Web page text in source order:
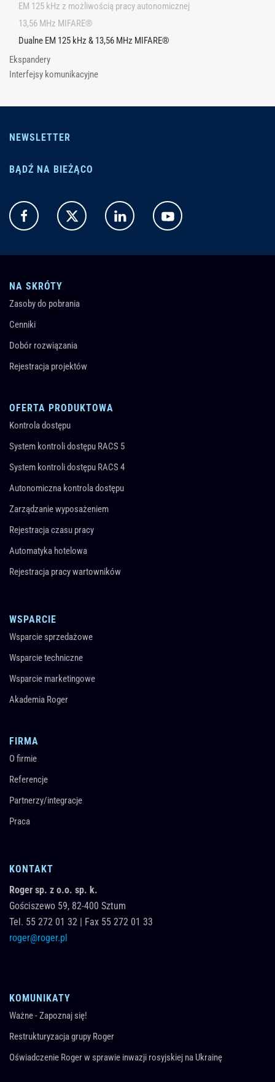
EM 125 kHz z możliwością pracy autonomicznej
13,56 MHz MIFARE®
Dualne EM 125 kHz & 13,56 MHz MIFARE®
Ekspandery
Interfejsy komunikacyjne
NEWSLETTER
BĄDŹ NA BIEŻĄCO
NA SKRÓTY
Zasoby do pobrania
Cenniki
Dobór rozwiązania
Rejestracja projektów
OFERTA PRODUKTOWA
Kontrola dostępu
System kontroli dostępu RACS 5
System kontroli dostępu RACS 4
Autonomiczna kontrola dostępu
Zarządzanie wyposażeniem
Rejestracja czasu pracy
Automatyka hotelowa
Rejestracja pracy wartowników
WSPARCIE
Wsparcie sprzedażowe
Wsparcie techniczne
Wsparcie marketingowe
Akademia Roger
FIRMA
O firmie
Referencje
Partnerzy/integracje
Praca
KONTAKT
Roger sp. z o.o. sp. k.
Gościszewo 59, 82-400 Sztum
Tel. 55 272 01 32 | Fax 55 272 01 33
roger@roger.pl
KOMUNIKATY
Ważne - Zapoznaj się!
Restrukturyzacja grupy Roger
Oświadczenie Roger w sprawie inwazji rosyjskiej na Ukrainę